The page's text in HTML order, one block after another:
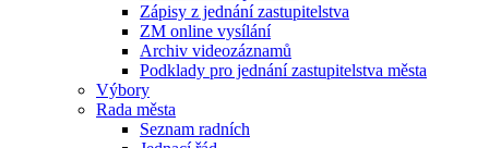
Zápisy z jednání zastupitelstva
ZM online vysílání
Archiv videozáznamů
Podklady pro jednání zastupitelstva města
Výbory
Rada města
Seznam radních